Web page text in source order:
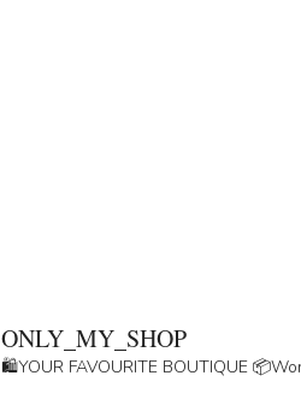
ONLY_MY_SHOP
🛍️YOUR FAVOURITE BOUTIQUE